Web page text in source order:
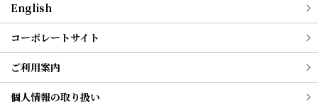
English
コーポレートサイト
ご利用案内
個人情報の取り扱い